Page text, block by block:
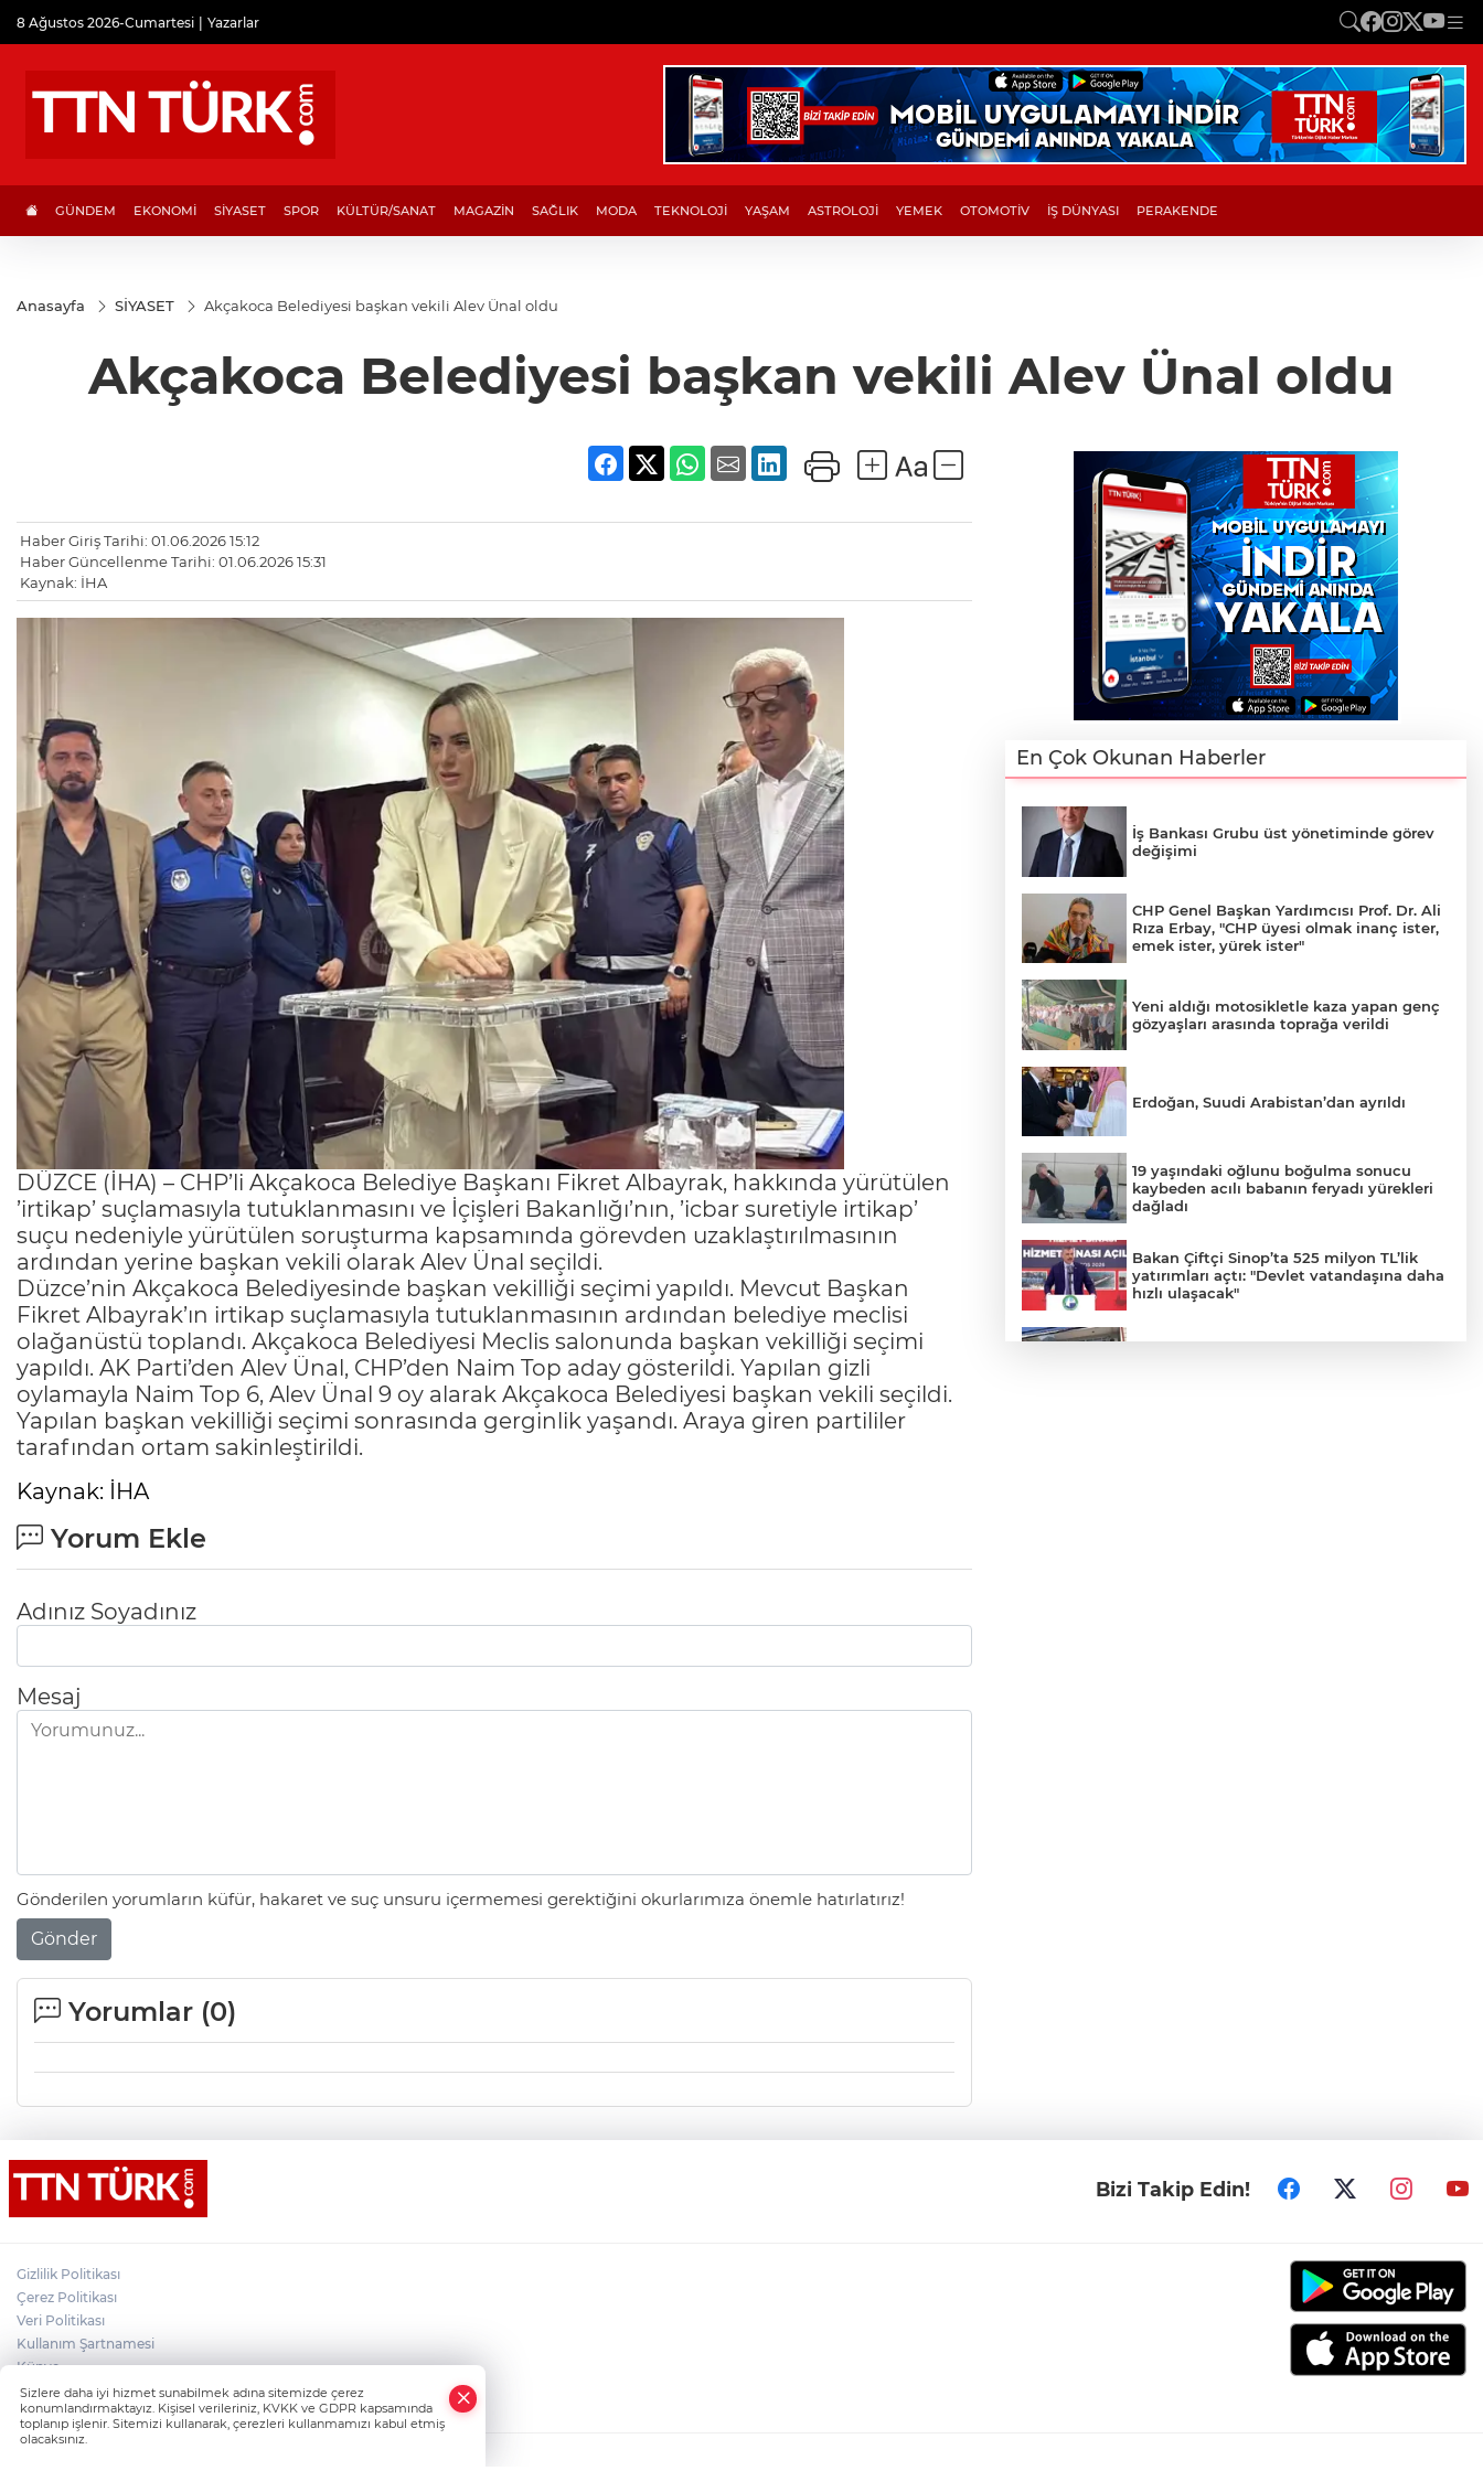
8 Ağustos 2026-Cumartesi Yazarlar
GÜNDEM EKONOMİ SİYASET SPOR KÜLTÜR/SANAT MAGAZİN SAĞLIK MODA TEKNOLOJİ YAŞAM ASTROLOJİ YEMEK OTOMOTİV İŞ DÜNYASI PERAKENDE
Anasayfa SİYASET Akçakoca Belediyesi başkan vekili Alev Ünal oldu
Akçakoca Belediyesi başkan vekili Alev Ünal oldu
Haber Giriş Tarihi: 01.06.2026 15:12
Haber Güncellenme Tarihi: 01.06.2026 15:31
Kaynak: İHA
DÜZCE (İHA) – CHP’li Akçakoca Belediye Başkanı Fikret Albayrak, hakkında yürütülen
’irtikap’ suçlamasıyla tutuklanmasını ve İçişleri Bakanlığı’nın, ’icbar suretiyle irtikap’
suçu nedeniyle yürütülen soruşturma kapsamında görevden uzaklaştırılmasının
ardından yerine başkan vekili olarak Alev Ünal seçildi.
Düzce’nin Akçakoca Belediyesinde başkan vekilliği seçimi yapıldı. Mevcut Başkan
Fikret Albayrak’ın irtikap suçlamasıyla tutuklanmasının ardından belediye meclisi
olağanüstü toplandı. Akçakoca Belediyesi Meclis salonunda başkan vekilliği seçimi
yapıldı. AK Parti’den Alev Ünal, CHP’den Naim Top aday gösterildi. Yapılan gizli
oylamayla Naim Top 6, Alev Ünal 9 oy alarak Akçakoca Belediyesi başkan vekili seçildi.
Yapılan başkan vekilliği seçimi sonrasında gerginlik yaşandı. Araya giren partililer
tarafından ortam sakinleştirildi.
Kaynak: İHA
Yorum Ekle
Adınız Soyadınız
Mesaj
Gönderilen yorumların küfür, hakaret ve suç unsuru içermemesi gerektiğini okurlarımıza önemle hatırlatırız!
Gönder
Yorumlar (0)
En Çok Okunan Haberler
İş Bankası Grubu üst yönetiminde görev
değişimi
CHP Genel Başkan Yardımcısı Prof. Dr. Ali
Rıza Erbay, "CHP üyesi olmak inanç ister,
emek ister, yürek ister"
Yeni aldığı motosikletle kaza yapan genç
gözyaşları arasında toprağa verildi
Erdoğan, Suudi Arabistan’dan ayrıldı
19 yaşındaki oğlunu boğulma sonucu
kaybeden acılı babanın feryadı yürekleri
dağladı
Bakan Çiftçi Sinop’ta 525 milyon TL’lik
yatırımları açtı: "Devlet vatandaşına daha
hızlı ulaşacak"
Bizi Takip Edin!
Gizlilik Politikası
Çerez Politikası
Veri Politikası
Kullanım Şartnamesi
Künye
İletişim
Sizlere daha iyi hizmet sunabilmek adına sitemizde çerez
konumlandırmaktayız. Kişisel verileriniz, KVKK ve GDPR kapsamında
toplanıp işlenir. Sitemizi kullanarak, çerezleri kullanmamızı kabul etmiş
olacaksınız.
Whatsapp